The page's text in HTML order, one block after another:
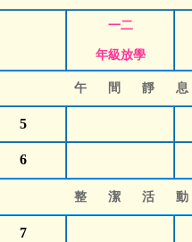
一二
年級放學
午 間 靜 息
5
6
整 潔 活 動
7